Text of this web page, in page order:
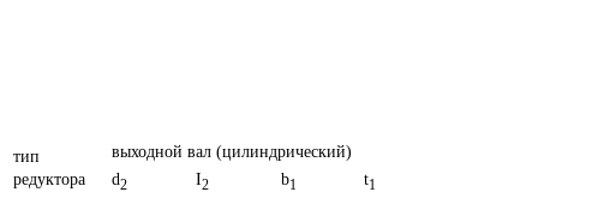
тип
редуктора
выходной вал (цилиндрический)
d2 I2 b1 t1